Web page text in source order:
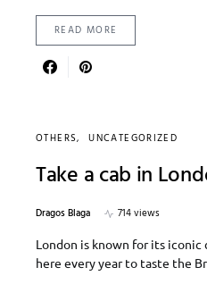
READ MORE
OTHERS UNCATEGORIZED
Take a cab in
Dragos Blaga
714 views
London is known for its iconic
here every year to taste the